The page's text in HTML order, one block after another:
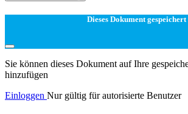
Dieses Dokument gespeichert
Sie können dieses Dokument auf Ihre
hinzufügen
Einloggen Nur gültig für autorisierte Benutzer